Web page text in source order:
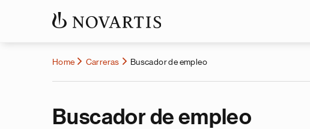
Home Carreras Buscador de empleo
Buscador de empleo